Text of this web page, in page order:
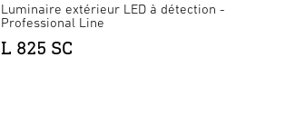
Luminaire extérieur LED à détection -
Professional Line
L 825 SC